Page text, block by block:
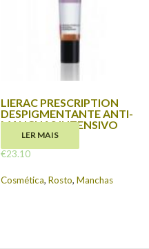
LIERAC PRESCRIPTION
DESPIGMENTANTE ANTI-
MANCHAS INTENSIVO
10ML
€23.10
LER MAIS
Cosmética, Rosto, Manchas